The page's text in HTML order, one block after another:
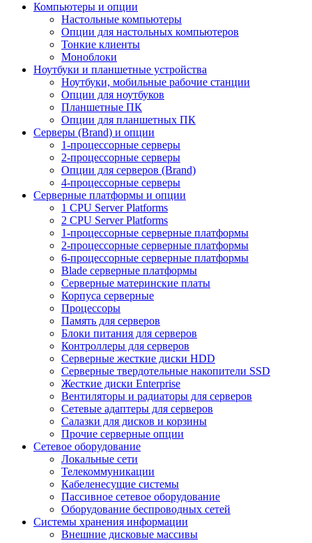
Компьютеры и опции
Настольные компьютеры
Опции для настольных компьютеров
Тонкие клиенты
Моноблоки
Ноутбуки и планшетные устройства
Ноутбуки, мобильные рабочие станции
Опции для ноутбуков
Планшетные ПК
Опции для планшетных ПК
Серверы (Brand) и опции
1-процессорные серверы
2-процессорные серверы
Опции для серверов (Brand)
4-процессорные серверы
Серверные платформы и опции
1 CPU Server Platforms
2 CPU Server Platforms
1-процессорные серверные платформы
2-процессорные серверные платформы
6-процессорные серверные платформы
Blade серверные платформы
Серверные материнские платы
Корпуса серверные
Процессоры
Память для серверов
Блоки питания для серверов
Контроллеры для серверов
Серверные жесткие диски HDD
Серверные твердотельные накопители SSD
Жесткие диски Enterprise
Вентиляторы и радиаторы для серверов
Сетевые адаптеры для серверов
Салазки для дисков и корзины
Прочие серверные опции
Сетевое оборудование
Локальные сети
Телекоммуникации
Кабеленесущие системы
Пассивное сетевое оборудование
Оборудование беспроводных сетей
Системы хранения информации
Внешние дисковые массивы